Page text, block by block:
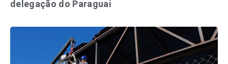
delegação do Paraguai